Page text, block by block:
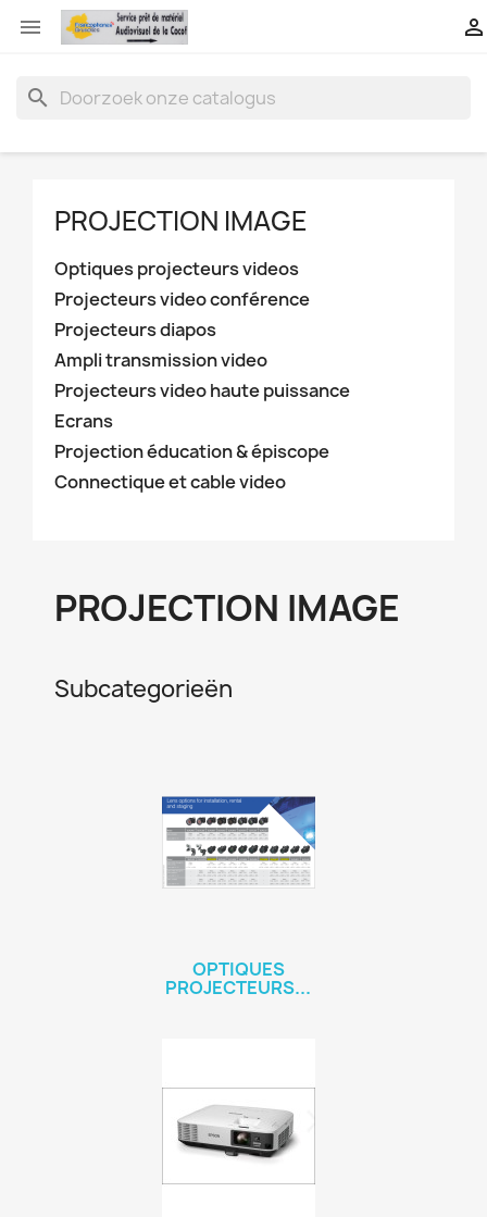
 
search
PROJECTION IMAGE
Optiques projecteurs videos
Projecteurs video conférence
Projecteurs diapos
Ampli transmission video
Projecteurs video haute puissance
Ecrans
Projection éducation & épiscope
Connectique et cable video
PROJECTION IMAGE
Subcategorieën
OPTIQUES
PROJECTEURS...